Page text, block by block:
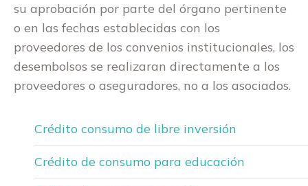
su aprobación por parte del órgano pertinente
o en las fechas establecidas con los
proveedores de los convenios institucionales, los
desembolsos se realizaran directamente a los
proveedores o aseguradores, no a los asociados.
Crédito consumo de libre inversión
Crédito de consumo para educación